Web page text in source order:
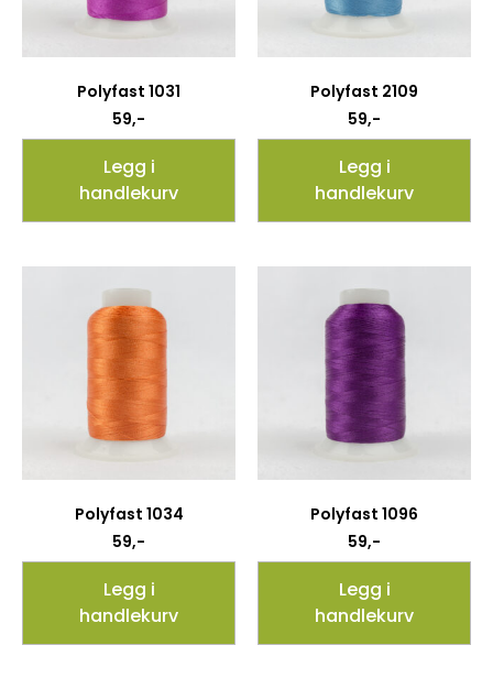
Polyfast 1031
59,-
Legg i
handlekurv
Polyfast 2109
59,-
Legg i
handlekurv
Polyfast 1034
59,-
Legg i
handlekurv
Polyfast 1096
59,-
Legg i
handlekurv